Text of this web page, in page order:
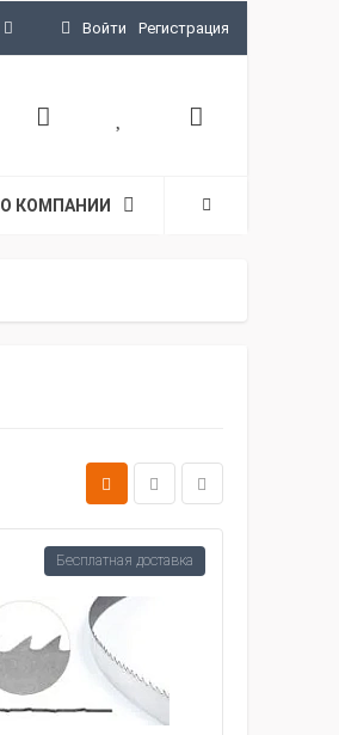
Войти Регистрация
О КОМПАНИИ
Бесплатная доставка